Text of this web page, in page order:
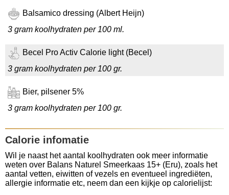
Balsamico dressing (Albert Heijn)
3 gram koolhydraten per 100 ml.
Becel Pro Activ Calorie light (Becel)
3 gram koolhydraten per 100 gr.
Bier, pilsener 5%
3 gram koolhydraten per 100 gr.
Calorie infomatie
Wil je naast het aantal koolhydraten ook meer informatie
weten over Balans Naturel Smeerkaas 15+ (Eru), zoals het
aantal vetten, eiwitten of vezels en eventueel ingrediëten,
allergie informatie etc, neem dan een kijkje op calorielijst: